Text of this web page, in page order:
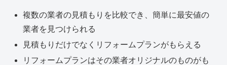
複数の業者の見積もりを比較でき、簡単に最安値の
業者を見つけられる
見積もりだけでなくリフォームプランがもらえる
リフォームプランはその業者オリジナルのものがも